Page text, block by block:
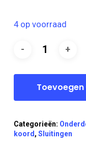
4 op voorraad
Categorieën:
koord, Sluitingen